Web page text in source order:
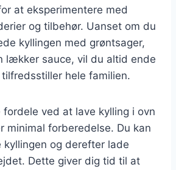
at eksperimentere med
og tilbehør. Uanset om du
kyllingen med grøntsager,
lækker sauce, vil du altid ende
hele familien.
fordele ved at lave kylling i ovn
minimal forberedelse. Du kan
kyllingen og derefter lade
Dette giver dig tid til at